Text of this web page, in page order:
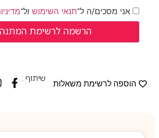
אני מסכים/ה ל־תנאי השימושול־
הוספה לרשימת משאלות
שיתוף :